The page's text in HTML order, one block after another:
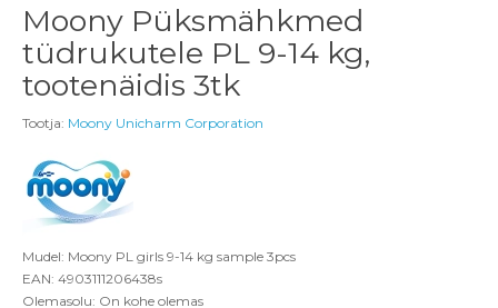
Moony Püksmähkmed
tüdrukutele PL 9-14 kg,
tootenäidis 3tk
Tootja: Moony Unicharm Corporation
Mudel: Moony PL girls 9-14 kg sample 3pcs
EAN: 4903111206438s
Olemasolu: On kohe olemas